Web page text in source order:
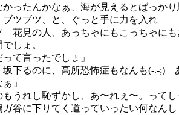
かったんかなぁ、海が見えるとばっかり
ブツブツ、と、ぐっと手に力を入れ
花見の人、あっちゃにもこっちゃにも
しょ。
て言ったでしょ」
下るのに、高所恐怖症もなんも(-.-;)
」
もうれし恥ずかし、あ〜れぇ〜。ってし
谷に下りてく道っていったい何なんし